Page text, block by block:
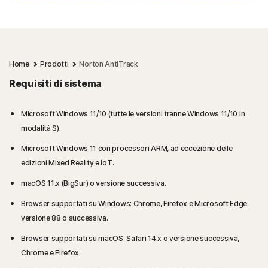
Home Prodotti Norton AntiTrack
Requisiti di sistema
Microsoft Windows 11/10 (tutte le versioni tranne Windows 11/10 in
modalità S).
Microsoft Windows 11 con processori ARM, ad eccezione delle
edizioni Mixed Reality e IoT.
macOS 11.x (BigSur) o versione successiva.
Browser supportati su Windows: Chrome, Firefox e Microsoft Edge
versione 88 o successiva.
Browser supportati su macOS: Safari 14.x o versione successiva,
Chrome e Firefox.